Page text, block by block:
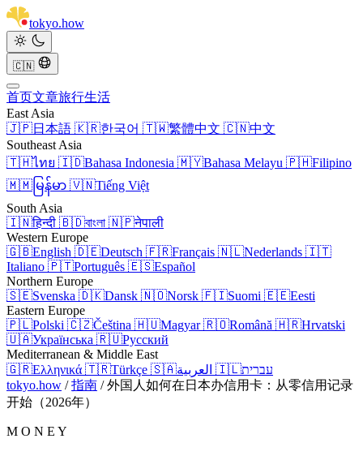
tokyo.how
🇨🇳
首页文章旅行生活
East Asia
🇯🇵日本語 🇰🇷한국어 🇹🇼繁體中文 🇨🇳中文
Southeast Asia
🇹🇭ไทย 🇮🇩Bahasa Indonesia 🇲🇾Bahasa Melayu 🇵🇭Filipino
🇲🇲 မြန်မာ 🇻🇳Tiếng Việt
South Asia
🇮🇳हिन्दी 🇧🇩বাংলা 🇳🇵नेपाली
Western Europe
🇬🇧English 🇩🇪Deutsch 🇫🇷Français 🇳🇱Nederlands 🇮🇹
Italiano 🇵🇹Português 🇪🇸Español
Northern Europe
🇸🇪Svenska 🇩🇰Dansk 🇳🇴Norsk 🇫🇮Suomi 🇪🇪Eesti
Eastern Europe
🇵🇱Polski 🇨🇿Čeština 🇭🇺Magyar🇷🇴Română 🇭🇷Hrvatski
🇺🇦Українська 🇷🇺Русский
Mediterranean & Middle East
🇬🇷Ελληνικά 🇹🇷Türkçe 🇸🇦 🇮🇱עברית
tokyo.how / 指南 / 外国人如何在日本办信用卡：从零信用记录
开始（2026年）
M O N E Y